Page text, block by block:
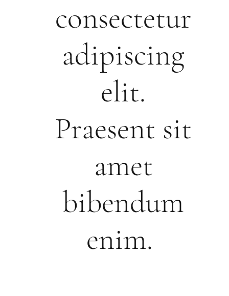
consectetur
adipiscing
elit.
Praesent sit
amet
bibendum
enim.